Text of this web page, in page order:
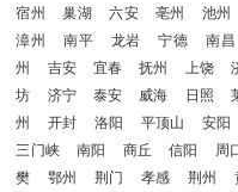
宿州
巢湖 六安 亳州 池州
漳州
南平 龙岩 宁德 南昌
州
吉安 宜春 抚州 上饶
坊
济宁 泰安 威海 日照
州
开封 洛阳 平顶山 安阳
三门峡
南阳 商丘 信阳 周
樊
鄂州 荆门 孝感 荆州